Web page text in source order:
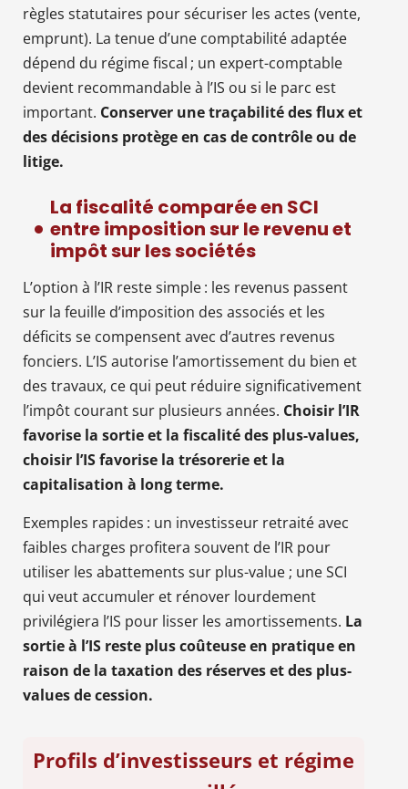
règles statutaires pour sécuriser les actes (vente,
emprunt). La tenue d’une comptabilité adaptée
dépend du régime fiscal ; un expert-comptable
devient recommandable à l’IS ou si le parc est
important. Conserver une traçabilité des flux et
des décisions protège en cas de contrôle ou de
litige.
La fiscalité comparée en SCI
entre imposition sur le revenu et
impôt sur les sociétés
L’option à l’IR reste simple : les revenus passent
sur la feuille d’imposition des associés et les
déficits se compensent avec d’autres revenus
fonciers. L’IS autorise l’amortissement du bien et
des travaux, ce qui peut réduire significativement
l’impôt courant sur plusieurs années. Choisir l’IR
favorise la sortie et la fiscalité des plus-values,
choisir l’IS favorise la trésorerie et la
capitalisation à long terme.
Exemples rapides : un investisseur retraité avec
faibles charges profitera souvent de l’IR pour
utiliser les abattements sur plus-value ; une SCI
qui veut accumuler et rénover lourdement
privilégiera l’IS pour lisser les amortissements. La
sortie à l’IS reste plus coûteuse en pratique en
raison de la taxation des réserves et des plus-
values de cession.
Profils d’investisseurs et régime